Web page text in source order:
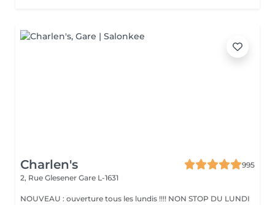
Charlen's
995
2, Rue Glesener Gare L-1631
NOUVEAU : ouverture tous les lundis !!!! NON STOP DU LUNDI